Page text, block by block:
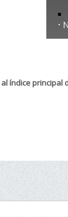
índice principal